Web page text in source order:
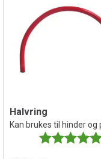
Halvring
Karakter: